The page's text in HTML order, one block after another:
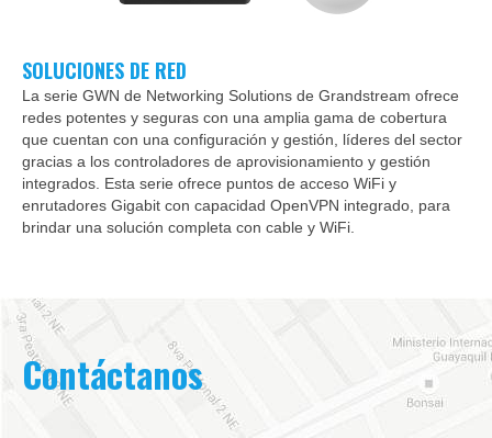
SOLUCIONES DE RED
La serie GWN de Networking Solutions de Grandstream ofrece
redes potentes y seguras con una amplia gama de cobertura
que cuentan con una configuración y gestión, líderes del sector
gracias a los controladores de aprovisionamiento y gestión
integrados. Esta serie ofrece puntos de acceso WiFi y
enrutadores Gigabit con capacidad OpenVPN integrado, para
brindar una solución completa con cable y WiFi.
Contáctanos